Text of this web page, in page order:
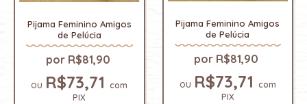
Pijama Feminino Amigos
de Pelúcia
R$81,90
R$73,71com
PIX
Pijama Feminino Amigos
de Pelúcia
R$81,90
R$73,71 com
PIX